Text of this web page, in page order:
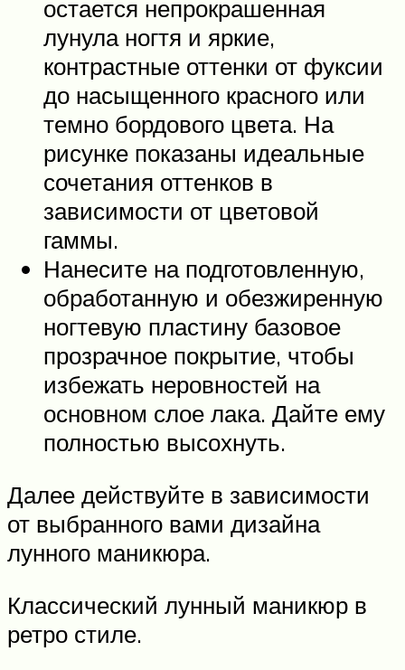
остается непрокрашенная
лунула ногтя и яркие,
контрастные оттенки от фуксии
до насыщенного красного или
темно бордового цвета. На
рисунке показаны идеальные
сочетания оттенков в
зависимости от цветовой
гаммы.
Нанесите на подготовленную,
обработанную и обезжиренную
ногтевую пластину базовое
прозрачное покрытие, чтобы
избежать неровностей на
основном слое лака. Дайте ему
полностью высохнуть.
Далее действуйте в зависимости
от выбранного вами дизайна
лунного маникюра.
Классический лунный маникюр в
ретро стиле.